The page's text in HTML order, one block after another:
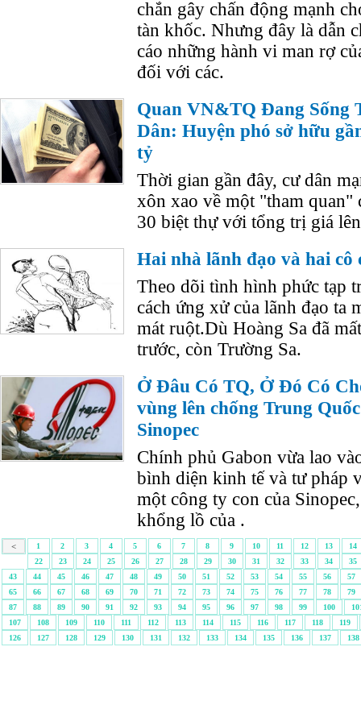
chắn gây chấn động mạnh
tàn khốc. Nhưng đây là dẫn
cáo những hành vi man rợ
đối với các.
Quan VN&TQ Đang Sống
Dân: Huyện phó sở hữu
tỷ
Thời gian gần đây, cư dân
xôn xao về một "tham quan"
30 biệt thự với tổng trị giá
Hai nhà lãnh đạo và hai cô
Theo dõi tình hình phức tạp
cách ứng xử của lãnh đạo ta
mát ruột.Dù Hoàng Sa đã
trước, còn Trường Sa.
Ở Đâu Có TQ, Ở Đó Có
vùng lên chống Trung
Sinopec
Chính phủ Gabon vừa lao
bình diện kinh tế và tư pháp
một công ty con của
khổng lồ của .
< 1 2 3 4 5 6 7 8 9 10 11 12 13
14
22
23 24 25 26 27 28 29 30 31 32 33 34
35
43
44 45 46 47 48 49 50 51 52 53 54 55 56
57
65
66 67 68 69 70 71 72 73 74 75 76 77 78
79
87
88 89 90 91 92 93 94 95 96 97 98 99 100
107
108 109 110 111 112 113 114 115 116 117 118
119
126
127 128 129 130 131 132 133 134 135 136 137 138